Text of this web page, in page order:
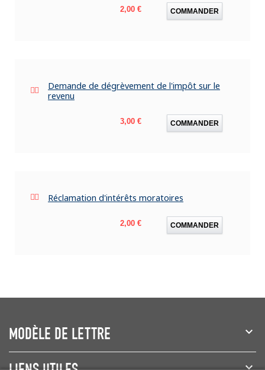
Prix
2,00 € COMMANDER
Demande de dégrèvement de l'impôt sur le
revenu
Prix
3,00 € COMMANDER
Réclamation d'intérêts moratoires
Prix
2,00 € COMMANDER
MODÈLE DE LETTRE